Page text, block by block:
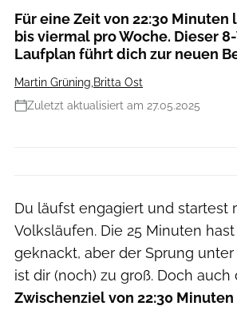
Für eine Zeit von 22:30
bis viermal pro Woche. Dieser
Laufplan führt dich zur neuen
Martin Grüning Britta Ost
Zuletzt aktualisiert am 27.05.2025
Du läufst engagiert und startest
Volksläufen. Die 25 Minuten
geknackt, aber der Sprung
ist dir (noch) zu groß. Doch auch
Zwischenziel von 22:30 Minuten